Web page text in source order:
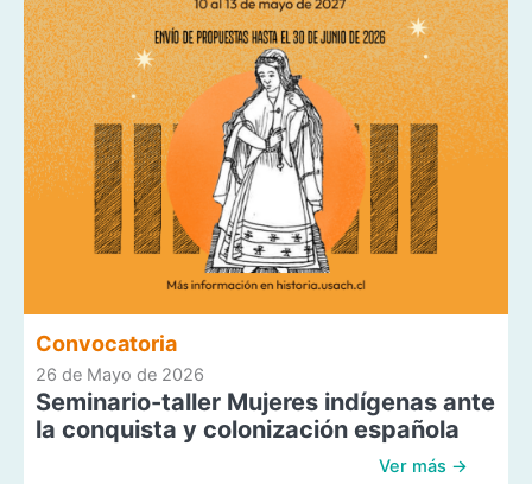
Convocatoria
26 de Mayo de 2026
Seminario-taller Mujeres indígenas ante
la conquista y colonización española
Ver más →